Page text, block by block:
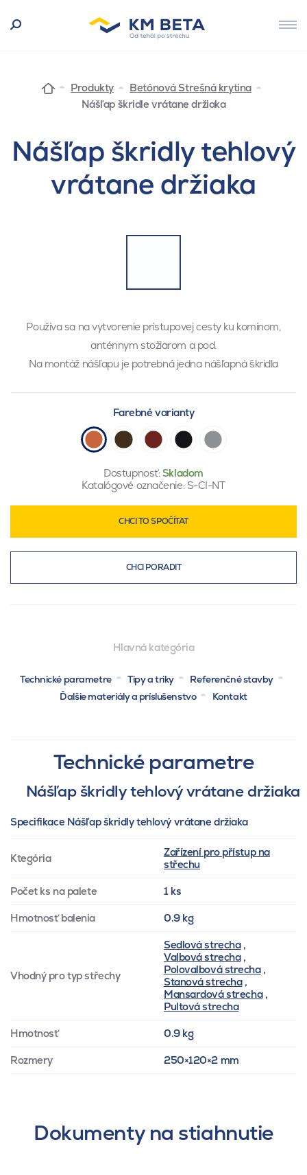
Produkty
Betónová Strešná krytina
Nášľap škridle vrátane držiaka
Nášľap škridly tehlový
vrátane držiaka
Používa sa na vytvorenie prístupovej cesty ku komínom,
anténnym stožiarom a pod.
Na montáž nášľapu je potrebná jedna nášľapná škridla
Farebné varianty
Dostupnosť:Skladom
Katalógové označenie: S-CI-NT
CHCI TO SPOČÍTAT
CHCI PORADIT
Hlavná kategória
Technické parametre Tipy a triky
Referenčné stavby
Ďalšie materiály a príslušenstvo
Kontakt
Technické parametre
Nášľap škridly tehlový vrátane držiaka
Specifikace Nášľap škridly tehlový vrátane držiaka
Ktegória
Zařízení pro přístup na
střechu
Počet ks na palete 1 ks
Hmotnosť balenia 0.9 kg
Vhodný pro typ střechy
Sedlová strecha,
Valbová strecha,
Polovalbová strecha,
Stanová strecha,
Mansardová strecha,
Pultová strecha
Hmotnosť 0.9 kg
Rozmery 250×120×2 mm
Dokumenty na stiahnutie